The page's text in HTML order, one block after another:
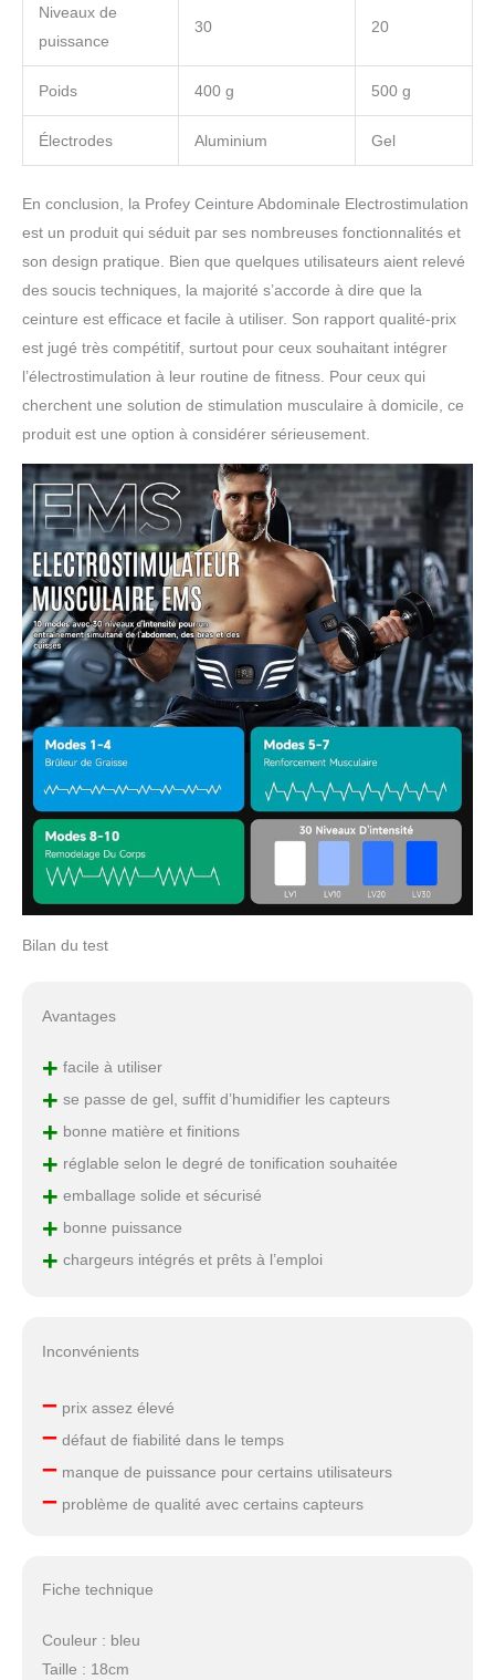
Niveaux de
puissance
30 20
Poids 400 g 500 g
Électrodes Aluminium Gel
En conclusion, la Profey Ceinture Abdominale Electrostimulation
est un produit qui séduit par ses nombreuses fonctionnalités et
son design pratique. Bien que quelques utilisateurs aient relevé
des soucis techniques, la majorité s’accorde à dire que la
ceinture est efficace et facile à utiliser. Son rapport qualité-prix
est jugé très compétitif, surtout pour ceux souhaitant intégrer
l’électrostimulation à leur routine de fitness. Pour ceux qui
cherchent une solution de stimulation musculaire à domicile, ce
produit est une option à considérer sérieusement.
Bilan du test
Avantages
+ facile à utiliser
+ se passe de gel, suffit d’humidifier les capteurs
+ bonne matière et finitions
+ réglable selon le degré de tonification souhaitée
+ emballage solide et sécurisé
+ bonne puissance
+ chargeurs intégrés et prêts à l’emploi
Inconvénients
–prix assez élevé
–défaut de fiabilité dans le temps
–manque de puissance pour certains utilisateurs
–problème de qualité avec certains capteurs
Fiche technique
Couleur : bleu
Taille : 18cm